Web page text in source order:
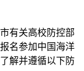
有关高校防控部
名参加中国海洋
解并遵循以下防